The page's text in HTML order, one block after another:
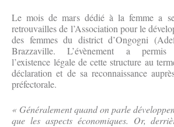
Le mois de mars dédié à la femme a
retrouvailles de l’Association pour le
des femmes du district d’Ongogni
Brazzaville. L’évènement a permis
l’existence légale de cette structure au
déclaration et de sa reconnaissance
préfectorale.
« Généralement quand on parle
que les aspects économiques. Or,